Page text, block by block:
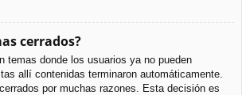
cerrados?
temas donde los usuarios ya no pueden
allí contenidas terminaron automáticamente.
por muchas razones. Esta decisión es